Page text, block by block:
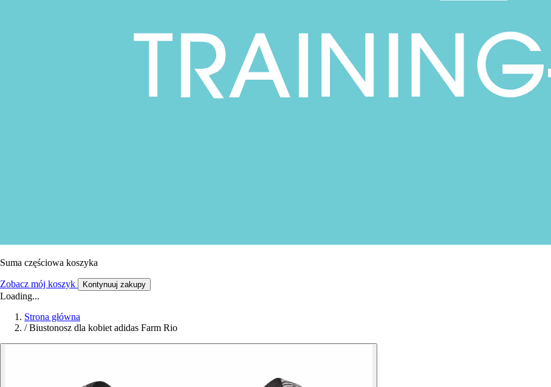
Suma częściowa koszyka
Zobacz mój koszyk Kontynuuj zakupy
Loading...
Strona główna
/ Biustonosz dla kobiet adidas Farm Rio